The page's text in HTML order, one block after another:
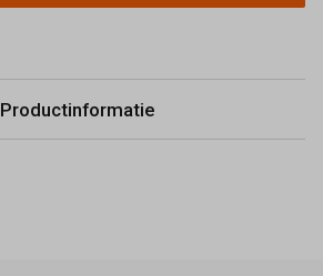
Productinformatie